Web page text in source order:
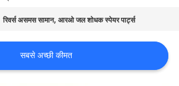
रिवर्स असमस सामान,आरओ जल शोधक स्पेयर पार्ट्स
सबसे अच्छी कीमत